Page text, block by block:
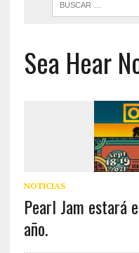
Sea Hear
NOTICIAS
Pearl Jam estará
año.